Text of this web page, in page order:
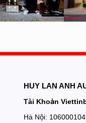
HUY LAN ANH
Tài Khoản
Hà Nội: